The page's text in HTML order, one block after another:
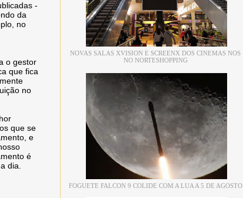
-
da
no
o gestor
que fica
no
que se
e
é
dia.
NOVAS SALAS XVISION E SCREENX DOS CINEMAS NOS
NO NORTESHOPPING
FOGUETE FALCON 9 COLIDE COM A LUA A 5 DE AGOSTO